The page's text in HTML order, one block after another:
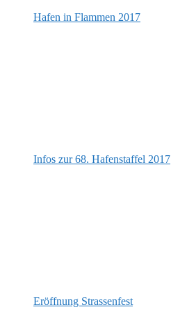
Hafen in Flammen 2017
Infos zur 68. Hafenstaffel 2017
Eröffnung Strassenfest